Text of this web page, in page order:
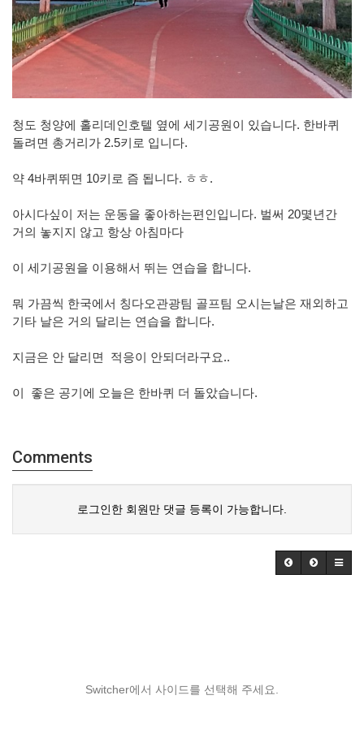
청도 청양에 홀리데인호텔 옆에 세기공원이 있습니다. 한바퀴
돌려면 총거리가 2.5키로 입니다.
약 4바퀴뛰면 10키로 즘 됩니다. ㅎㅎ.
아시다싶이 저는 운동을 좋아하는편인입니다. 벌써 20몇년간
거의 놓지지 않고 항상 아침마다
이 세기공원을 이용해서 뛰는 연습을 합니다.
뭐 가끔씩 한국에서 칭다오관광팀 골프팀 오시는날은 재외하고
기타 날은 거의 달리는 연습을 합니다.
지금은 안 달리면 적응이 안되더라구요..
이 좋은 공기에 오늘은 한바퀴 더 돌았습니다.
Comments
로그인한 회원만 댓글 등록이 가능합니다.
Switcher에서 사이드를 선택해 주세요.